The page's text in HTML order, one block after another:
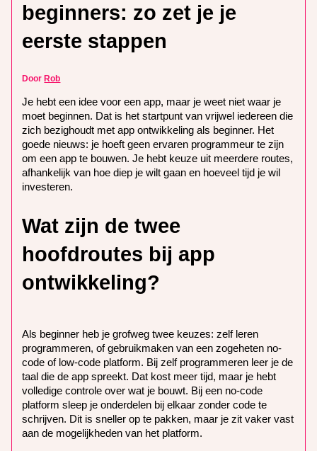
beginners: zo zet je je
eerste stappen
DoorRob
Je hebt een idee voor een app, maar je weet niet waar je
moet beginnen. Dat is het startpunt van vrijwel iedereen die
zich bezighoudt met app ontwikkeling als beginner. Het
goede nieuws: je hoeft geen ervaren programmeur te zijn
om een app te bouwen. Je hebt keuze uit meerdere routes,
afhankelijk van hoe diep je wilt gaan en hoeveel tijd je wil
investeren.
Wat zijn de twee
hoofdroutes bij app
ontwikkeling?
Als beginner heb je grofweg twee keuzes: zelf leren
programmeren, of gebruikmaken van een zogeheten no-
code of low-code platform. Bij zelf programmeren leer je de
taal die de app spreekt. Dat kost meer tijd, maar je hebt
volledige controle over wat je bouwt. Bij een no-code
platform sleep je onderdelen bij elkaar zonder code te
schrijven. Dit is sneller op te pakken, maar je zit vaker vast
aan de mogelijkheden van het platform.